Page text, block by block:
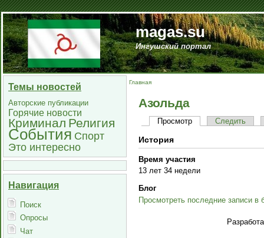
magas.su
Ингушский портал
Темы новостей
Авторские публикации
Горячие новости
Криминал Религия
События Спорт
Это интересно
Навигация
Поиск
Опросы
Чат
Главная
Азольда
Просмотр Следить
История
Время участия
13 лет 34 недели
Блог
Просмотреть последние записи в